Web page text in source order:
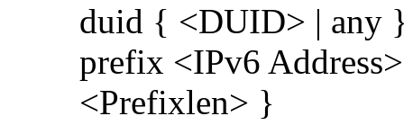
duid { <DUID> | any
prefix <IPv6
<Prefixlen> }